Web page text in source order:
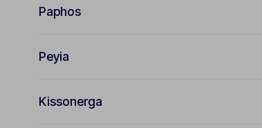
Paphos
Peyia
Kissonerga